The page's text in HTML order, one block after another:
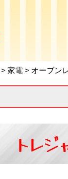
> 家電 > オーブン
トレジ